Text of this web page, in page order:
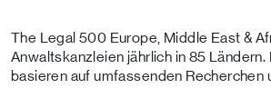
The Legal 500 Europe, Middle East &
Anwaltskanzleien jährlich in 85 Ländern.
basieren auf umfassenden Recherchen